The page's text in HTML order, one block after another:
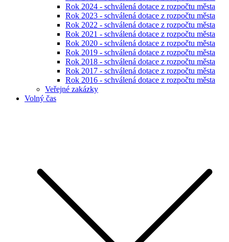
Rok 2024 - schválená dotace z rozpočtu města
Rok 2023 - schválená dotace z rozpočtu města
Rok 2022 - schválená dotace z rozpočtu města
Rok 2021 - schválená dotace z rozpočtu města
Rok 2020 - schválená dotace z rozpočtu města
Rok 2019 - schválená dotace z rozpočtu města
Rok 2018 - schválená dotace z rozpočtu města
Rok 2017 - schválená dotace z rozpočtu města
Rok 2016 - schválená dotace z rozpočtu města
Veřejné zakázky
Volný čas